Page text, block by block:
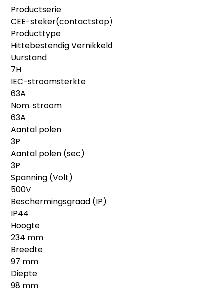
Productserie
CEE-steker(contactstop)
Producttype
Hittebestendig Vernikkeld
Uurstand
7H
IEC-stroomsterkte
63A
Nom. stroom
63A
Aantal polen
3P
Aantal polen (sec)
3P
Spanning (Volt)
500V
Beschermingsgraad (IP)
IP44
Hoogte
234 mm
Breedte
97 mm
Diepte
98 mm